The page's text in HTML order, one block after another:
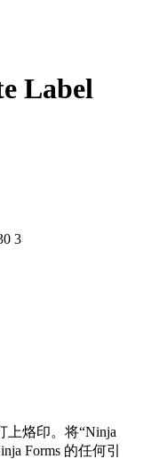
Label
3
上烙印。将“Ninja
Forms 的任何引